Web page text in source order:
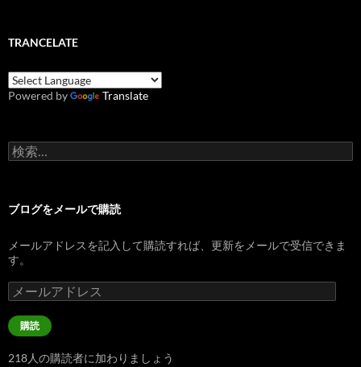
TRANCELATE
Powered by Translate
検
索:
ブログをメールで購読
メールアドレスを記入して購読すれば、更新をメールで受信できま
す。
メ
ー
ル
ア
レ
購読
218人の購読者に加わりましょう